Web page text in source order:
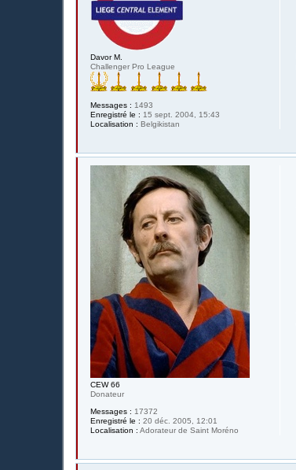
Davor M.
Challenger Pro League
Messages : 1493
Enregistré le : 15 sept. 2004, 15:43
Localisation : Belgikistan
CEW 66
Donateur
Messages : 17372
Enregistré le : 20 déc. 2005, 12:01
Localisation : Adorateur de Saint Moréno